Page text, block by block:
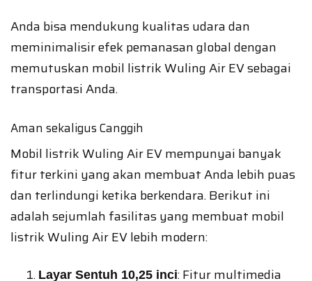
Anda bisa mendukung kualitas udara dan
meminimalisir efek pemanasan global dengan
memutuskan mobil listrik Wuling Air EV sebagai
transportasi Anda.
Aman sekaligus Canggih
Mobil listrik Wuling Air EV mempunyai banyak
fitur terkini yang akan membuat Anda lebih puas
dan terlindungi ketika berkendara. Berikut ini
adalah sejumlah fasilitas yang membuat mobil
listrik Wuling Air EV lebih modern:
Layar Sentuh 10,25 inci: Fitur multimedia